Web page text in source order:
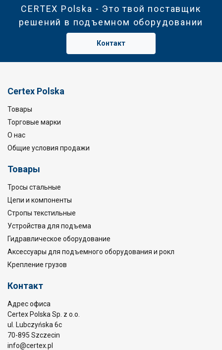
CERTEX Polska - Это твой поставщик
решений в подъемном оборудовании
Контакт
Certex Polska
Товары
Торговые марки
О нас
Общие условия продажи
Товары
Тросы стальные
Цепи и компоненты
Стропы текстильные
Устройства для подъема
Гидравлическое оборудование
Аксессуары для подъемного оборудования и рокл
Крепление грузов
Контакт
Адрес офиса
Certex Polska Sp. z o.o.
ul. Lubczyńska 6c
70-895 Szczecin
info@certex.pl